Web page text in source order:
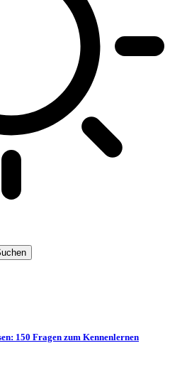
150 Fragen zum Kennenlernen